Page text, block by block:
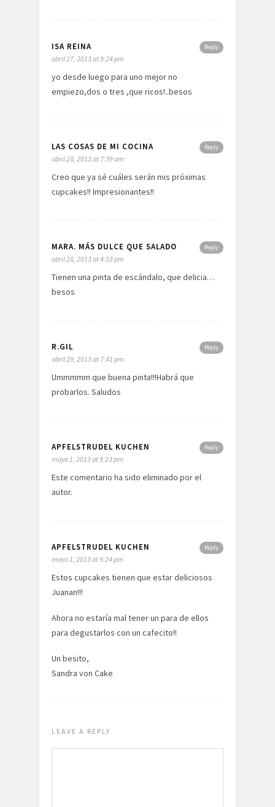
Reply
ISA REINA
abril 27, 2013 at 9:24 pm
yo desde luego para uno mejor no
empiezo,dos o tres ,que ricos!..besos
Reply
LAS COSAS DE MI COCINA
abril 28, 2013 at 7:39 am
Creo que ya sé cuáles serán mis próximas
cupcakes!! Impresionantes!!
Reply
MARA. MÁS DULCE QUE SALADO
abril 28, 2013 at 4:53 pm
Tienen una pinta de escándalo, que delicia…
besos
Reply
R.GIL
abril 29, 2013 at 7:41 pm
Ummmmm que buena pinta!!!Habrá que
probarlos. Saludos
Reply
APFELSTRUDEL KUCHEN
mayo 1, 2013 at 9:23 pm
Este comentario ha sido eliminado por el
autor.
Reply
APFELSTRUDEL KUCHEN
mayo 1, 2013 at 9:24 pm
Estos cupcakes tienen que estar deliciosos
Juanan!!!
Ahora no estaría mal tener un para de ellos
para degustarlos con un cafecito!!
Un besito,
Sandra von Cake
LEAVE A REPLY